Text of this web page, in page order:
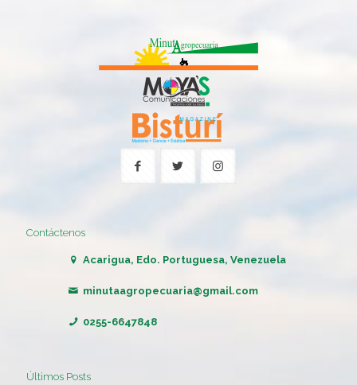
Contáctenos
Acarigua, Edo. Portuguesa, Venezuela
minutaagropecuaria@gmail.com
0255-6647848
Últimos Posts